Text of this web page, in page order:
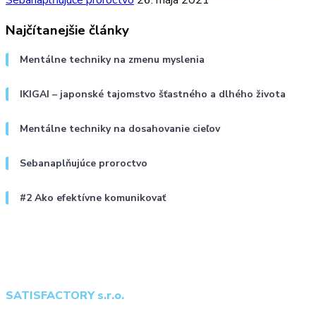
Najčítanejšie články
Mentálne techniky na zmenu myslenia
IKIGAI – japonské tajomstvo šťastného a dlhého života
Mentálne techniky na dosahovanie cieľov
Sebanaplňujúce proroctvo
#2 Ako efektívne komunikovať
SATISFACTORY s.r.o.